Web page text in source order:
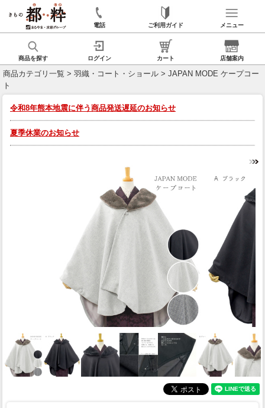
電話 ご利用ガイド メニュー
商品を探す ログイン カート 店舗案内
商品カテゴリ一覧 > 羽織・コート・ショール > JAPAN MODE ケープコー
ト
令和8年熊本地震に伴う商品発送遅延のお知らせ
夏季休業のお知らせ